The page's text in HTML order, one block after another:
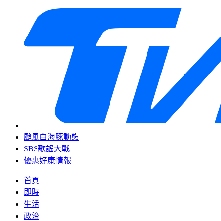
颱風白海豚動態
SBS歌謠大戰
優惠好康情報
首頁
即時
生活
政治